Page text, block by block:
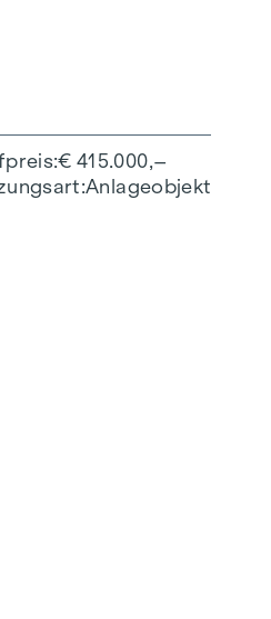
€ 415.000,–
Anlageobjekt